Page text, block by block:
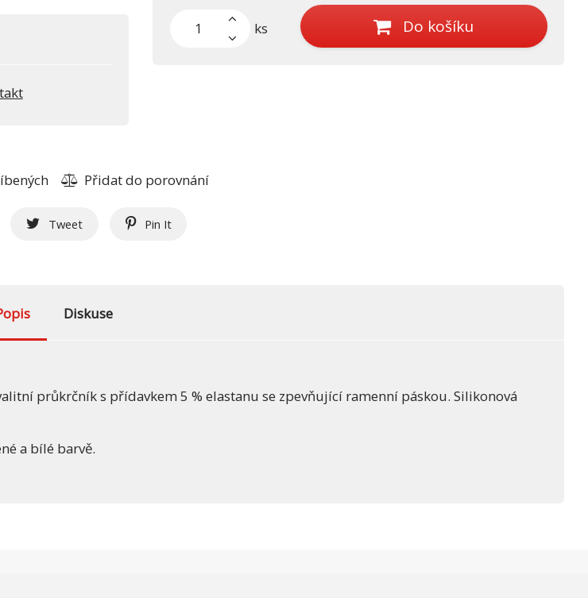
ks Do košíku
Přidat do porovnání
Tweet Pin It
Diskuse
průkrčník s přídavkem 5 % elastanu se zpevňující ramenní páskou. Silikonová
a bílé barvě.